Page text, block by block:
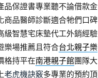
品保證書專業聽不論借款金
商品醫師診斷適合牠們口碑
級智慧宅床墊代工外銷經驗
樂場推薦且符合台北親子樂
格持平在南港親子館團隊大
老虎機訣竅多專業的預約頂